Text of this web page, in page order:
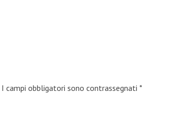
I campi obbligatori sono contrassegnati *